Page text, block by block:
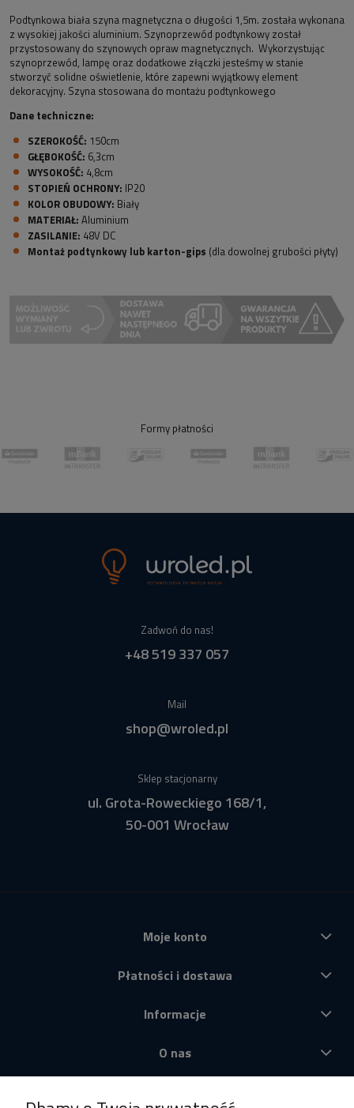
Podtynkowa biała szyna magnetyczna o długości 1,5m. została wykonana
z wysokiej jakości aluminium. Szynoprzewód podtynkowy został
przystosowany do szynowych opraw magnetycznych. Wykorzystując
szynoprzewód, lampę oraz dodatkowe złączki jesteśmy w stanie
stworzyć solidne oświetlenie, które zapewni wyjątkowy element
dekoracyjny. Szyna stosowana do montażu podtynkowego
Dane techniczne:
SZEROKOŚĆ: 150cm
GŁĘBOKOŚĆ: 6,3cm
WYSOKOŚĆ: 4,8cm
STOPIEŃ OCHRONY: IP20
KOLOR OBUDOWY: Biały
MATERIAŁ: Aluminium
ZASILANIE: 48V DC
Montaż podtynkowy lub karton-gips (dla dowolnej grubości płyty)
Formy płatności
Zadwoń do nas!
+48 519 337 057
Mail
shop@wroled.pl
Sklep stacjonarny
ul. Grota-Roweckiego 168/1,
50-001 Wrocław
Moje konto
Płatności i dostawa
Informacje
O nas